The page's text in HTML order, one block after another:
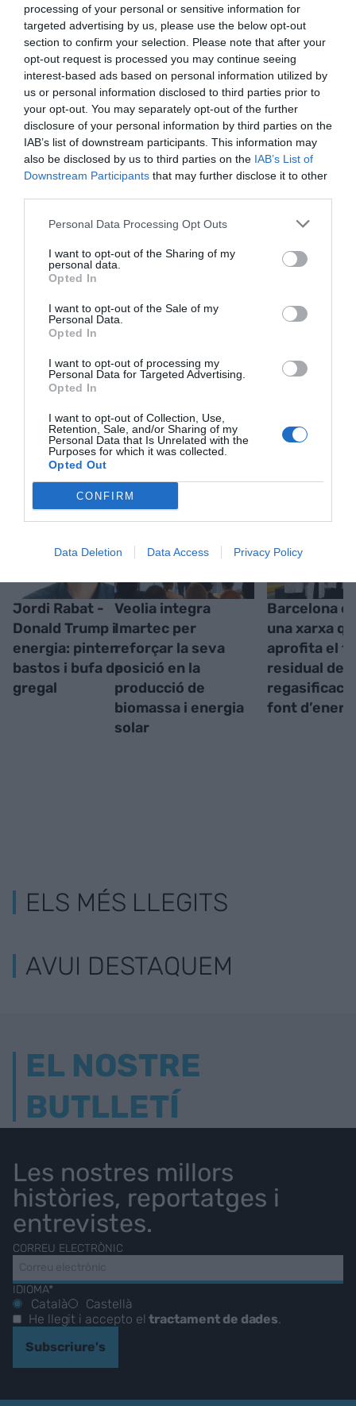
processing of your personal or sensitive information for
targeted advertising by us, please use the below opt-out
section to confirm your selection. Please note that after your
opt-out request is processed you may continue seeing
interest-based ads based on personal information utilized by
us or personal information disclosed to third parties prior to
your opt-out. You may separately opt-out of the further
disclosure of your personal information by third parties on the
IAB’s list of downstream participants. This information may
also be disclosed by us to third parties on the IAB’s List of
Downstream Participants that may further disclose it to other
Personal Data Processing Opt Outs
I want to opt-out of the Sharing of my
personal data.
Opted In
I want to opt-out of the Sale of my
Personal Data.
Opted In
I want to opt-out of processing my
Personal Data for Targeted Advertising.
Opted In
I want to opt-out of Collection, Use,
Retention, Sale, and/or Sharing of my
Personal Data that Is Unrelated with the
Purposes for which it was collected.
Opted Out
CONFIRM
Data Deletion Data Access Privacy Policy
La trobada culminarà amb l’Assemblea General
de Socisdel CEEC, en què es presentaran els
principals indicadors de l’entitat i es detallaran les
línies d’actuació previstes per a l’any 2025. Amb la
setena edició que se celebra enguany,
aquesta jornada es consolida com un espai
estratègic per compartir coneixement, generar
aliances i impulsar iniciatives que promoguin una
economia baixa en carboni a Catalunya.
AfegirVIA Empresacom a font preferida de
Google de forma gratuïta
Estigues informat amb les últimes notícies d'actualitat
ACTIVAR ARA
RELACIONADES
Jordi Rabat -
Donald Trump i
energia: pinten
bastos i bufa de
gregal
Veolia integra
Imartec per
reforçar la seva
posició en la
producció de
biomassa i energia
solar
Barcelona
una xarxa
aprofita el
residual de
font
ELS MÉS LLEGITS
AVUI DESTAQUEM
EL NOSTRE
BUTLLETÍ
Les nostres millors
històries, reportatges i
entrevistes.
CORREU ELECTRÒNIC
IDIOMA*
Català
Castellà
He llegit i accepto eltractament de dades
Subscriure's